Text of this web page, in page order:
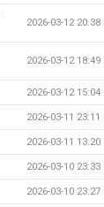
2026-03-12 20:38
2026-03-12 18:49
2026-03-12 15:04
2026-03-11 23:11
2026-03-11 13:20
2026-03-10 23:33
2026-03-10 23:27